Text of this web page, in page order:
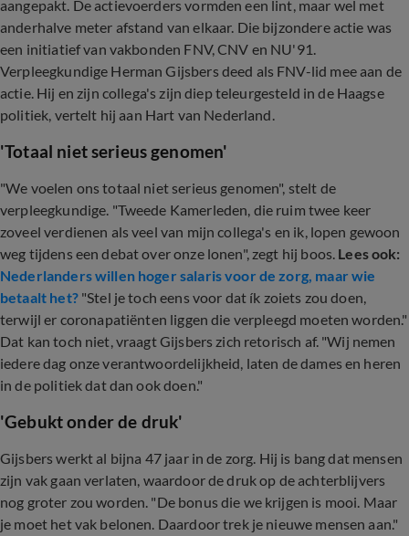
aangepakt. De actievoerders vormden een lint, maar wel met
anderhalve meter afstand van elkaar. Die bijzondere actie was
een initiatief van vakbonden FNV, CNV en NU'91.
Verpleegkundige Herman Gijsbers deed als FNV-lid mee aan de
actie. Hij en zijn collega's zijn diep teleurgesteld in de Haagse
politiek, vertelt hij aan Hart van Nederland.
'Totaal niet serieus genomen'
"We voelen ons totaal niet serieus genomen", stelt de
verpleegkundige. "Tweede Kamerleden, die ruim twee keer
zoveel verdienen als veel van mijn collega's en ik, lopen gewoon
weg tijdens een debat over onze lonen", zegt hij boos. Lees ook:
Nederlanders willen hoger salaris voor de zorg, maar wie
betaalt het?"Stel je toch eens voor dat ík zoiets zou doen,
terwijl er coronapatiënten liggen die verpleegd moeten worden."
Dat kan toch niet, vraagt Gijsbers zich retorisch af. "Wij nemen
iedere dag onze verantwoordelijkheid, laten de dames en heren
in de politiek dat dan ook doen."
'Gebukt onder de druk'
Gijsbers werkt al bijna 47 jaar in de zorg. Hij is bang dat mensen
zijn vak gaan verlaten, waardoor de druk op de achterblijvers
nog groter zou worden. "De bonus die we krijgen is mooi. Maar
je moet het vak belonen. Daardoor trek je nieuwe mensen aan."